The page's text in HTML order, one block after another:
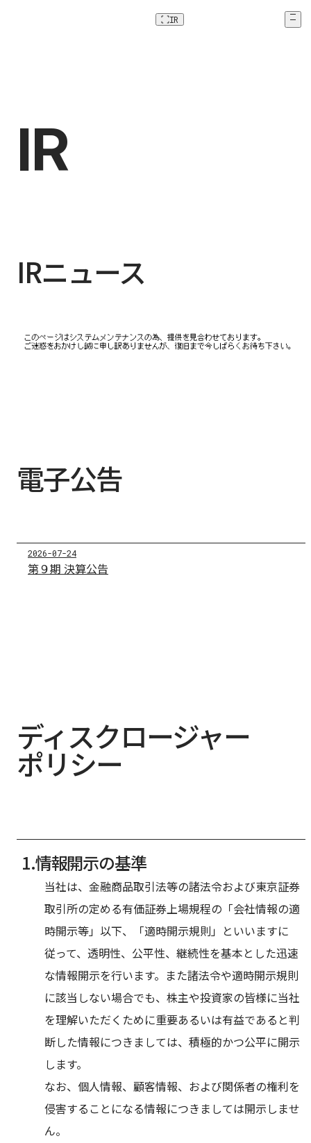
IR
IR
IR
IRニュース
電子公告
2026-07-24
第９期 決算公告
ディスクロージャー
ポリシー
情報開示の基準
当社は、金融商品取引法等の諸法令および東京証券
取引所の定める有価証券上場規程の「会社情報の適
時開示等」以下、「適時開示規則」といいますに
従って、透明性、公平性、継続性を基本とした迅速
な情報開示を行います。また諸法令や適時開示規則
に該当しない場合でも、株主や投資家の皆様に当社
を理解いただくために重要あるいは有益であると判
断した情報につきましては、積極的かつ公平に開示
します。
なお、個人情報、顧客情報、および関係者の権利を
侵害することになる情報につきましては開示しませ
ん。